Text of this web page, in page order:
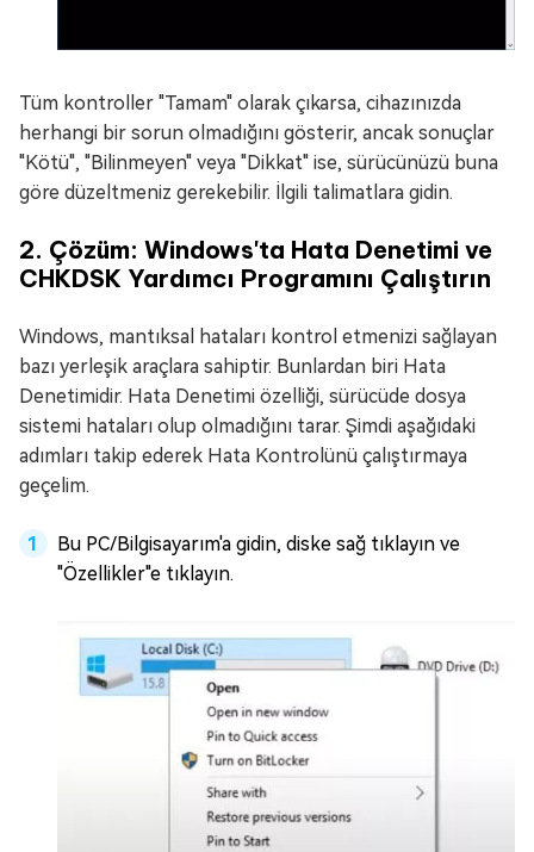
Tüm kontroller "Tamam" olarak çıkarsa, cihazınızda
herhangi bir sorun olmadığını gösterir, ancak sonuçlar
"Kötü", "Bilinmeyen" veya "Dikkat" ise, sürücünüzü buna
göre düzeltmeniz gerekebilir. İlgili talimatlara gidin.
2. Çözüm: Windows'ta Hata Denetimi ve
CHKDSK Yardımcı Programını Çalıştırın
Windows, mantıksal hataları kontrol etmenizi sağlayan
bazı yerleşik araçlara sahiptir. Bunlardan biri Hata
Denetimidir. Hata Denetimi özelliği, sürücüde dosya
sistemi hataları olup olmadığını tarar. Şimdi aşağıdaki
adımları takip ederek Hata Kontrolünü çalıştırmaya
geçelim.
Bu PC/Bilgisayarım'a gidin, diske sağ tıklayın ve
"Özellikler"e tıklayın.